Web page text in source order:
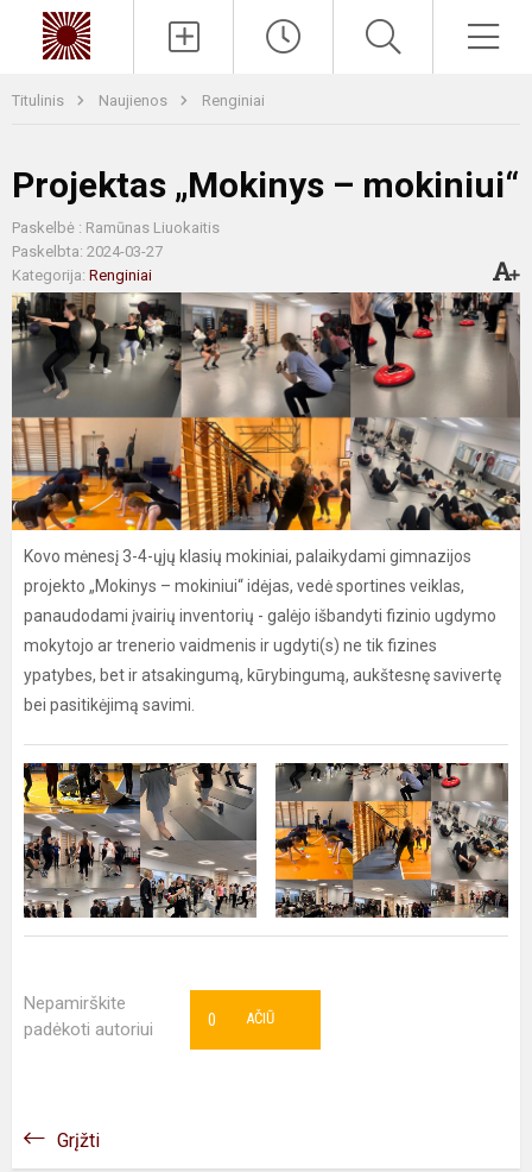
Titulinis Naujienos Renginiai
Projektas „Mokinys – mokiniui“
Paskelbė : Ramūnas Liuokaitis
Paskelbta: 2024-03-27
Kategorija: Renginiai
Kovo mėnesį 3-4-ųjų klasių mokiniai, palaikydami gimnazijos
projekto „Mokinys – mokiniui“ idėjas, vedė sportines veiklas,
panaudodami įvairių inventorių - galėjo išbandyti fizinio ugdymo
mokytojo ar trenerio vaidmenis ir ugdyti(s) ne tik fizines
ypatybes, bet ir atsakingumą, kūrybingumą, aukštesnę savivertę
bei pasitikėjimą savimi.
Nepamirškite
padėkoti autoriui
AČIŪ
0
Grįžti